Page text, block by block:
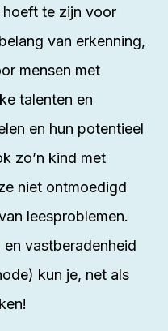
hoeft te zijn voor
van erkenning,
mensen met
talenten en
en hun potentieel
zo’n kind met
niet ontmoedigd
leesproblemen.
vastberadenheid
kun je, net als